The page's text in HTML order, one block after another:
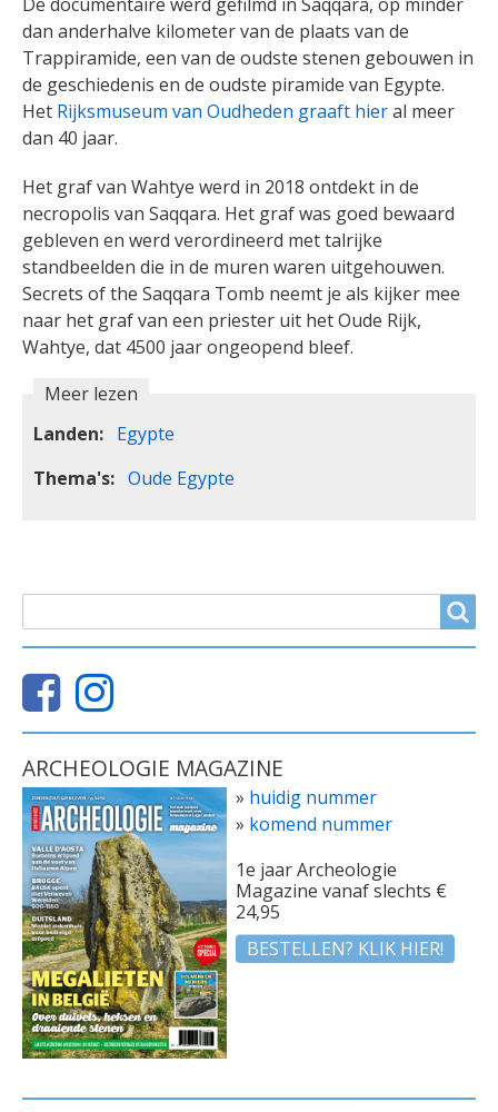
dan anderhalve kilometer van de plaats van de
Trappiramide, een van de oudste stenen gebouwen in
de geschiedenis en de oudste piramide van Egypte.
Het Rijksmuseum van Oudheden graaft hieral meer
dan 40 jaar.
Het graf van Wahtye werd in 2018 ontdekt in de
necropolis van Saqqara. Het graf was goed bewaard
gebleven en werd verordineerd met talrijke
standbeelden die in de muren waren uitgehouwen.
Secrets of the Saqqara Tomb neemt je als kijker mee
naar het graf van een priester uit het Oude Rijk,
Wahtye, dat 4500 jaar ongeopend bleef.
Meer lezen
Landen
Egypte
Thema's
Oude Egypte
ZOEKVELD
ARCHEOLOGIE MAGAZINE
» huidig nummer
» komend nummer
1e jaar Archeologie
Magazine vanaf slechts €
24,95
BESTELLEN? KLIK HIER!